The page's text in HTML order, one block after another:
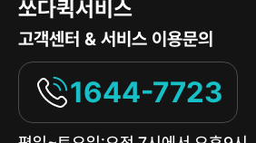
쏘다퀵서비스
고객센터 & 서비스 이용문의
1644-7723